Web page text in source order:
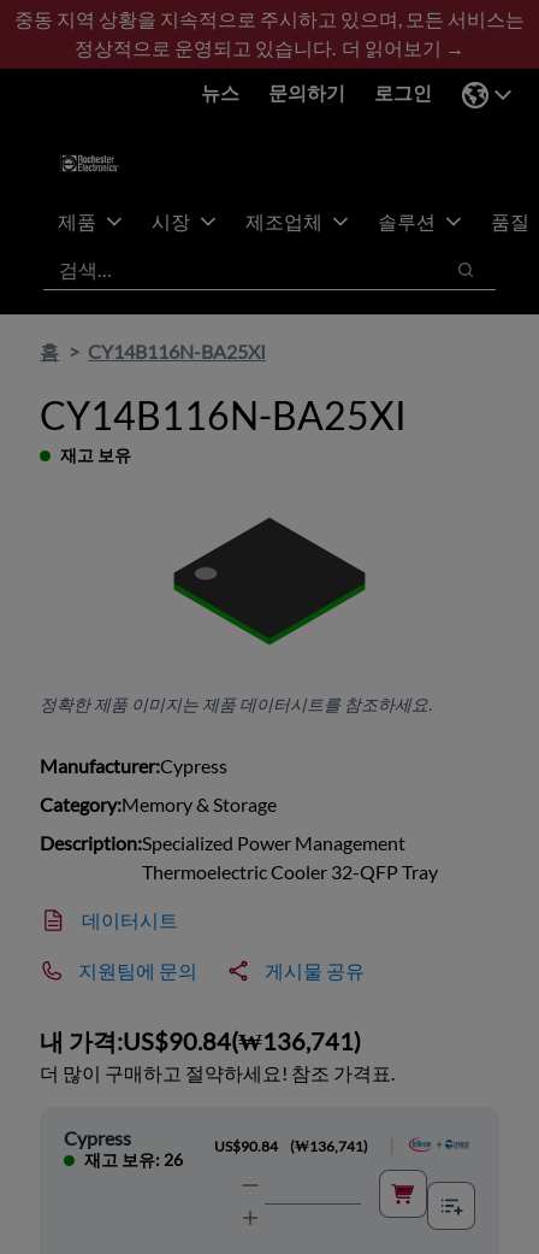
기
콘
바
글
중동 지역 상황을 지속적으로 주시하고 있으며, 모든 서비스는
정상적으로 운영되고 있습니다. 더 읽어보기 →
뉴스
문의하기 로그인
제품 시장 제조업체 솔루션
품질
검색
검색
홈 CY14B116N-BA25XI
CY14B116N-BA25XI
재고 보유
정확한 제품 이미지는 제품 데이터시트를 참조하세요.
Manufacturer:Cypress
Category:Memory & Storage
Description:Specialized Power Management
Thermoelectric Cooler 32-QFP Tray
데이터시트
지원팀에 문의 게시물 공유
내 가격:US$90.84(₩136,741)
더 많이 구매하고 절약하세요! 참조 가격표.
Cypress
재고 보유: 26
US$90.84 (₩136,741)